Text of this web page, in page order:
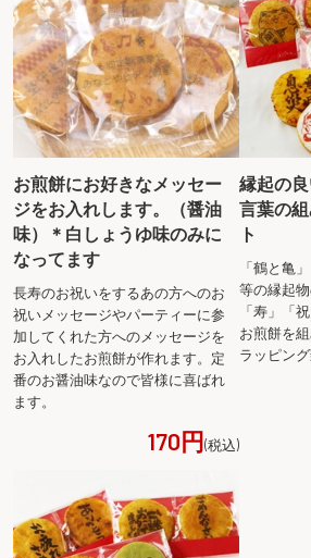
お煎餅にお好きなメッセー
ジをお入れします。（醤油
味）＊白しょうゆ味のみに
なってます
長寿のお祝いをするあの方へのお
祝いメッセージやパーティーに参
加してくれた方へのメッセージを
お入れしたお煎餅が作れます。定
番のお醤油味なので皆様に喜ばれ
ます。
170円(税込)
縁起の
言葉の
ト
「鶴と亀
等の縁起
「寿」「
お煎餅を
ラッピング